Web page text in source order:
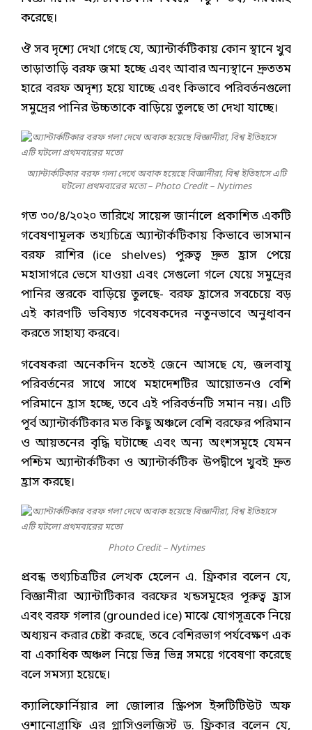
করেছে।
ঔ সব দৃশ্যে দেখা গেছে যে, অ্যান্টার্কটিকায় কোন স্থানে খুব
তাড়াতাড়ি বরফ জমা হচ্ছে এবং আবার অন্যস্থানে দ্রুততম
হারে বরফ অদৃশ্য হয়ে যাচ্ছে এবং কিভাবে পরিবর্তনগুলো
সমুদ্রের পানির উচ্চতাকে বাড়িয়ে তুলছে তা দেখা যাচ্ছে।
অ্যান্টার্কটিকার বরফ গলা দেখে অবাক হয়েছে বিজ্ঞানীরা, বিশ্ব ইতিহাসে এটি
ঘটলো প্রথমবারের মতো – Photo Credit – Nytimes
গত ৩০/৪/২০২০ তারিখে সায়েন্স জার্নালে প্রকাশিত একটি
গবেষণামূলক তখ্যচিত্রে অ্যান্টার্কটিকায় কিভাবে ভাসমান
বরফ রাশির (ice shelves) পুরুত্ব দ্রুত হ্রাস পেয়ে
মহাসাগরে ভেসে যাওয়া এবং সেগুলো গলে যেয়ে সমুদ্রের
পানির স্তরকে বাড়িয়ে তুলছে- বরফ হ্রাসের সবচেয়ে বড়
এই কারণটি ভবিষ্যত গবেষকদের নতুনভাবে অনুধাবন
করতে সাহায্য করবে।
গবেষকরা অনেকদিন হতেই জেনে আসছে যে, জলবাযু
পরিবর্তনের সাথে সাথে মহাদেশটির আয়োতনও বেশি
পরিমানে হ্রাস হচ্ছে, তবে এই পরিবর্তনটি সমান নয়। এটি
পূর্ব অ্যান্টার্কটিকার মত কিছু অঞ্চলে বেশি বরফের পরিমান
ও আয়তনের বৃদ্ধি ঘটাচ্ছে এবং অন্য অংশসমূহে যেমন
পশ্চিম অ্যান্টার্কটিকা ও অ্যান্টার্কটিক উপদ্বীপে খুবই দ্রুত
হ্রাস করছে।
Photo Credit – Nytimes
প্রবন্ধ তথ্যচিত্রটির লেখক হেলেন এ. ফ্রিকার বলেন যে,
বিজ্ঞানীরা অ্যান্টাটিকার বরফের খন্ডসমূহের পূরুত্ব হ্রাস
এবং বরফ গলার (grounded ice) মাঝে যোগসূত্রকে নিয়ে
অধ্যয়ন করার চেষ্টা করছে, তবে বেশিরভাগ পর্যবেক্ষণ এক
বা একাধিক অঞ্চল নিয়ে ভিন্ন ভিন্ন সময়ে গবেষণা করেছে
বলে সমস্যা হয়েছে।
ক্যালিফোর্নিয়ার লা জোলার স্ক্রিপস ইন্সটিটিউট অফ
ওশানোগ্রাফি এর গ্লাসিওলজিস্ট ড. ফ্রিকার বলেন যে,